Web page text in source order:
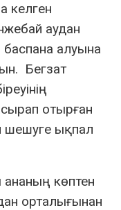
келген
аудан
алуына
Бегзат
отырған
шешуге ықпал
ананың көптен
орталығынан